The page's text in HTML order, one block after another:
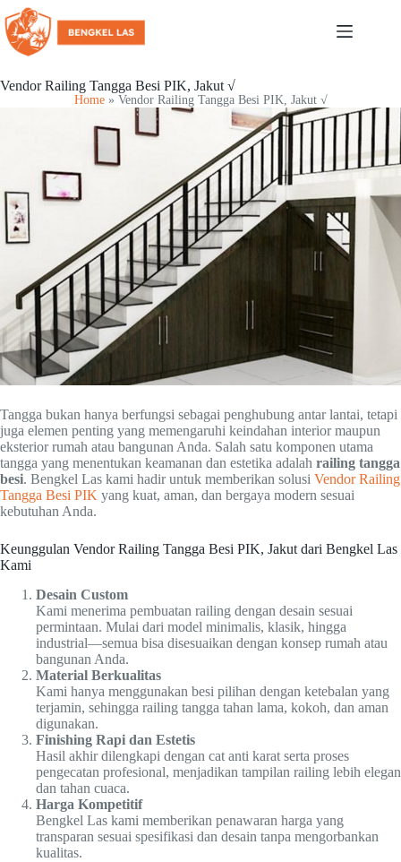
Vendor Railing Tangga Besi PIK, Jakut √
Home» Vendor Railing Tangga Besi PIK, Jakut √
Tangga bukan hanya berfungsi sebagai penghubung antar lantai, tetapi
juga elemen penting yang memengaruhi keindahan interior maupun
eksterior rumah atau bangunan Anda. Salah satu komponen utama
tangga yang menentukan keamanan dan estetika adalah railing tangga
besi. Bengkel Las kami hadir untuk memberikan solusi Vendor Railing
Tangga Besi PIK yang kuat, aman, dan bergaya modern sesuai
kebutuhan Anda.
Keunggulan Vendor Railing Tangga Besi PIK, Jakut dari Bengkel Las
Kami
Desain Custom
Kami menerima pembuatan railing dengan desain sesuai
permintaan. Mulai dari model minimalis, klasik, hingga
industrial—semua bisa disesuaikan dengan konsep rumah atau
bangunan Anda.
Material Berkualitas
Kami hanya menggunakan besi pilihan dengan ketebalan yang
terjamin, sehingga railing tangga tahan lama, kokoh, dan aman
digunakan.
Finishing Rapi dan Estetis
Hasil akhir dilengkapi dengan cat anti karat serta proses
pengecatan profesional, menjadikan tampilan railing lebih elegan
dan tahan cuaca.
Harga Kompetitif
Bengkel Las kami memberikan penawaran harga yang
transparan sesuai spesifikasi dan desain tanpa mengorbankan
kualitas.